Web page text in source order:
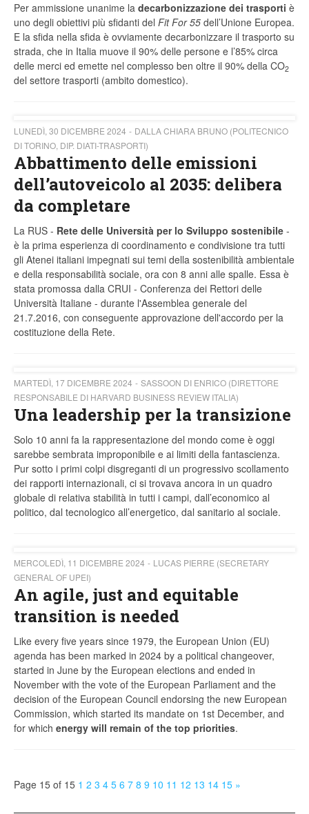
Per ammissione unanime la decarbonizzazione dei trasporti è
uno degli obiettivi più sfidanti del Fit For 55 dell’Unione Europea.
E la sfida nella sfida è ovviamente decarbonizzare il trasporto su
strada, che in Italia muove il 90% delle persone e l’85% circa
delle merci ed emette nel complesso ben oltre il 90% della CO2
del settore trasporti (ambito domestico).
LUNEDÌ, 30 DICEMBRE 2024
DALLA CHIARA BRUNO (POLITECNICO
DI TORINO, DIP. DIATI-TRASPORTI)
Abbattimento delle emissioni
dell’autoveicolo al 2035: delibera
da completare
La RUS - Rete delle Università per lo Sviluppo sostenibile -
è la prima esperienza di coordinamento e condivisione tra tutti
gli Atenei italiani impegnati sui temi della sostenibilità ambientale
e della responsabilità sociale, ora con 8 anni alle spalle. Essa è
stata promossa dalla CRUI - Conferenza dei Rettori delle
Università Italiane - durante l'Assemblea generale del
21.7.2016, con conseguente approvazione dell'accordo per la
costituzione della Rete.
MARTEDÌ, 17 DICEMBRE 2024
SASSOON DI ENRICO (DIRETTORE
RESPONSABILE DI HARVARD BUSINESS REVIEW ITALIA)
Una leadership per la transizione
Solo 10 anni fa la rappresentazione del mondo come è oggi
sarebbe sembrata improponibile e ai limiti della fantascienza.
Pur sotto i primi colpi disgreganti di un progressivo scollamento
dei rapporti internazionali, ci si trovava ancora in un quadro
globale di relativa stabilità in tutti i campi, dall’economico al
politico, dal tecnologico all’energetico, dal sanitario al sociale.
MERCOLEDÌ, 11 DICEMBRE 2024
LUCAS PIERRE (SECRETARY
GENERAL OF UPEI)
An agile, just and equitable
transition is needed
Like every five years since 1979, the European Union (EU)
agenda has been marked in 2024 by a political changeover,
started in June by the European elections and ended in
November with the vote of the European Parliament and the
decision of the European Council endorsing the new European
Commission, which started its mandate on 1st December, and
for which energy will remain of the top priorities.
Page 15 of 15 1 2 3 4 5 6 7 8 9 10 11 12 13 14 15 »